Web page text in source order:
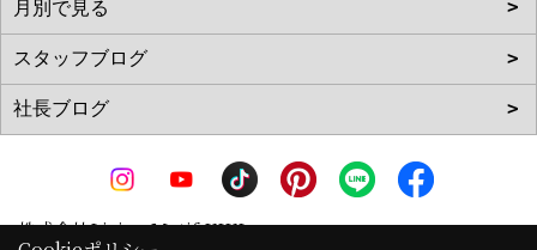
株式会社Living Motif KIKI